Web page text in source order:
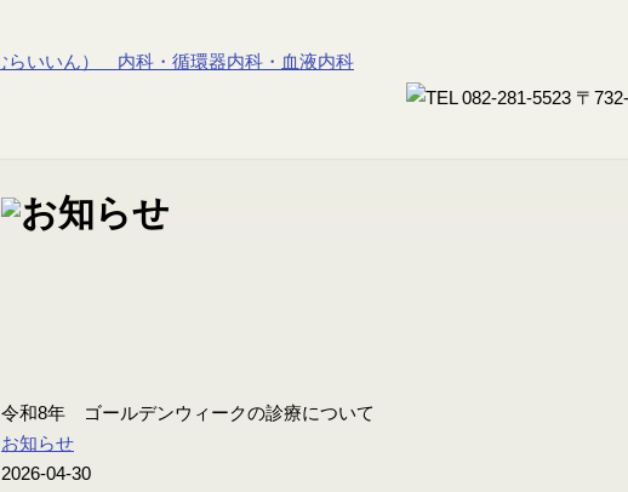
令和8年 ゴールデンウィークの診療について
お知らせ
2026-04-30